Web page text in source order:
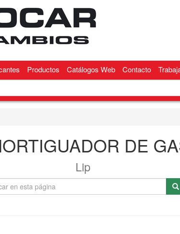
Productos Catálogos Web Contacto
DE
Lip